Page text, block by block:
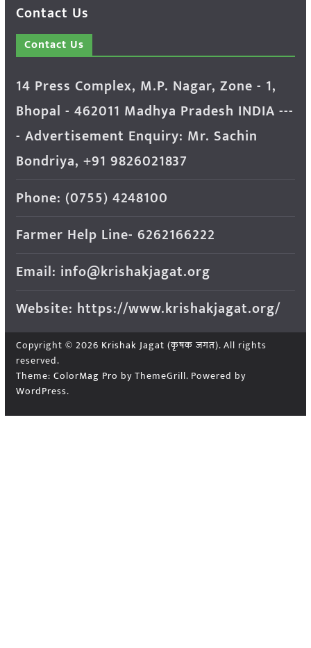
Contact Us
Contact Us
14 Press Complex, M.P. Nagar, Zone - 1,
Bhopal - 462011 Madhya Pradesh INDIA ---
- Advertisement Enquiry: Mr. Sachin
Bondriya, +91 9826021837
Phone: (0755) 4248100
Farmer Help Line- 6262166222
Email: info@krishakjagat.org
Website: https://www.krishakjagat.org/
Copyright © 2026 Krishak Jagat (कृषक जगत). All rights
reserved.
Theme: ColorMag Pro by ThemeGrill. Powered by
WordPress.